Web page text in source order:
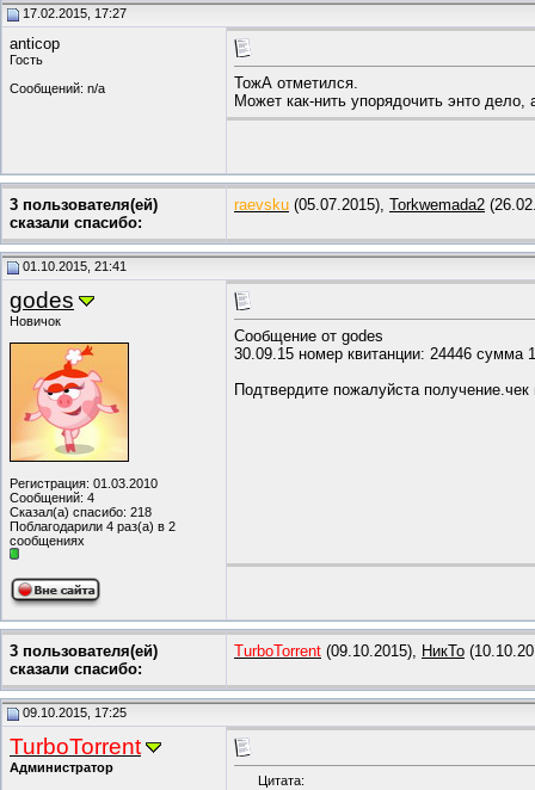
17.02.2015, 17:27
anticop
Гость
Сообщений: n/a
ТожА отметился.
Может как-нить упорядочить энто
3 пользователя(ей)
сказали cпасибо:
raevsku (05.07.2015), Torkwemada2
01.10.2015, 21:41
godes
Новичок
Регистрация: 01.03.2010
Сообщений: 4
Сказал(а) спасибо: 218
Поблагодарили 4 раз(а) в 2
сообщениях
Сообщение от godes
30.09.15 номер квитанции: 24446
Подтвердите пожалуйста
3 пользователя(ей)
сказали cпасибо:
TurboTorrent (09.10.2015), НикТо
09.10.2015, 17:25
TurboTorrent
Администратор
Цитата: